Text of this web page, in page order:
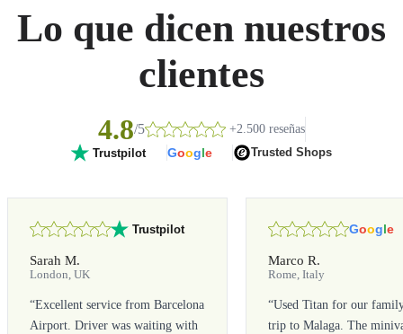
Lo que dicen nuestros
clientes
4.8/5 +2.500 reseñas
Trustpilot Google Trusted Shops
Trustpilot
Sarah M.
London, UK
“Excellent service from Barcelona
Airport. Driver was waiting with
Google
Marco R.
Rome, Italy
“Used Titan for our
trip to Malaga. The